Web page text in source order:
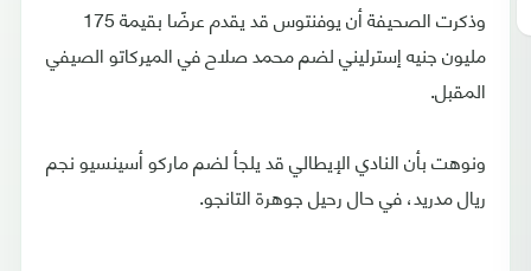
وذكرت الصحيفة أن يوفنتوس قد يقدم عرضًا بقيمة 175
مليون جنيه إسترليني لضم محمد صلاح في الميركاتو الصيفي
المقبل.
ونوهت بأن النادي الإيطالي قد يلجأ لضم ماركو أسينسيو نجم
ريال مدريد، في حال رحيل جوهرة التانجو.